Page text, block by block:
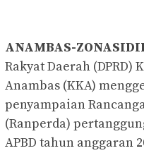
ANAMBAS-
Rakyat Daerah
Anambas (KKA)
penyampaian
(Ranperda)
APBD tahun anggaran